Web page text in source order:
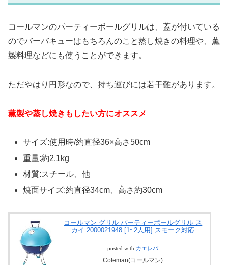
コールマンのパーティーボールグリルは、蓋が付いている
のでバーバキューはもちろんのこと蒸し焼きの料理や、薫
製料理などにも使うことができます。
ただやはり円形なので、持ち運びには若干難があります。
薫製や蒸し焼きもしたい方にオススメ
サイズ:使用時/約直径36×高さ50cm
重量:約2.1kg
材質:スチール、他
焼面サイズ:約直径34cm、高さ約30cm
コールマン グリル パーティーボールグリル ス
カイ 2000021948 [1~2人用] スモーク対応
posted with カエレバ
Coleman(コールマン)